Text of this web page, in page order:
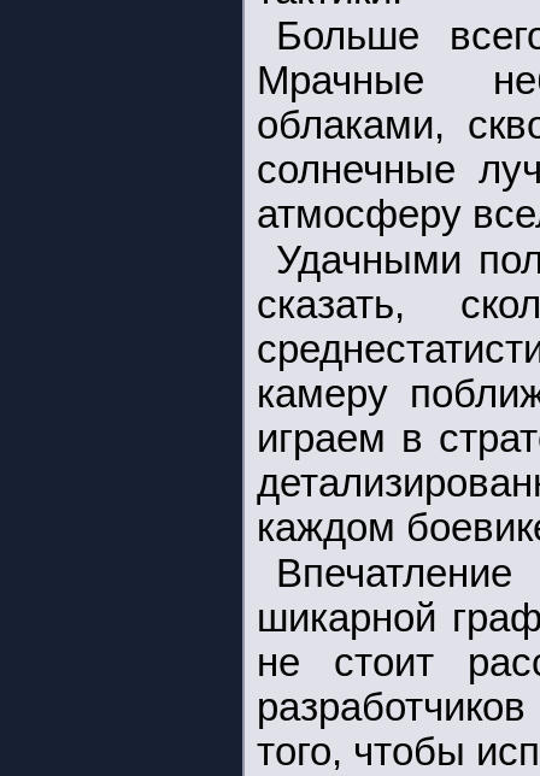
Больше
Мрачные
облаками,
солнечные
атмосферу
Удачными
сказать,
камеру
играем в
каждом
шикарной
не стоит
того, чтобы